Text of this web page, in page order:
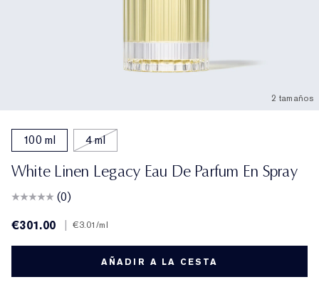
2 tamaños
100 ml 4 ml
White Linen Legacy Eau De Parfum En Spray
(0)
€301.00
€3.01/ml
AÑADIR A LA CESTA